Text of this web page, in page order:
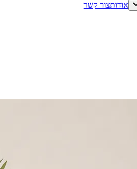
אודותצור קשר